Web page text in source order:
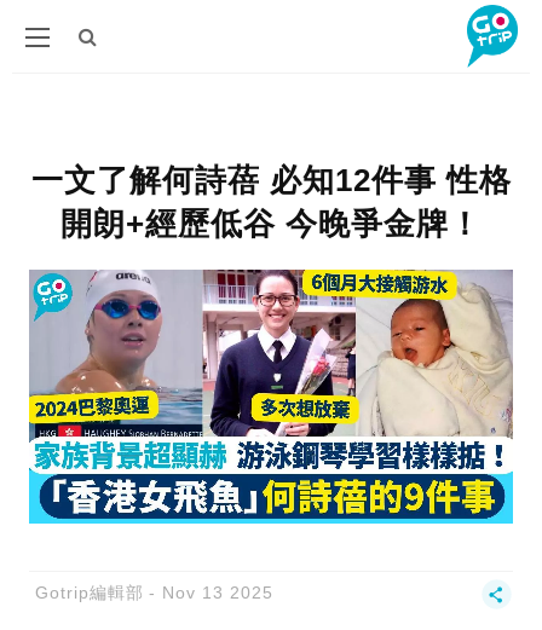
一文了解何詩蓓 必知12件事 性格
開朗+經歷低谷 今晚爭金牌！
Gotrip編輯部 Nov 13 2025